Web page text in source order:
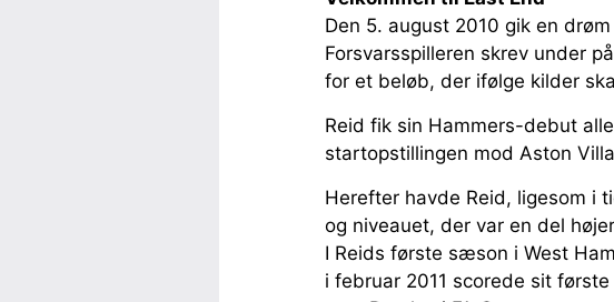
Den 5. august 2010 gik en
Forsvarsspilleren skrev under
for et beløb, der ifølge kilder
Reid fik sin Hammers-debut
startopstillingen mod Aston
Herefter havde Reid, ligesom i
og niveauet, der var en del
I Reids første sæson i West
i februar 2011 scorede sit